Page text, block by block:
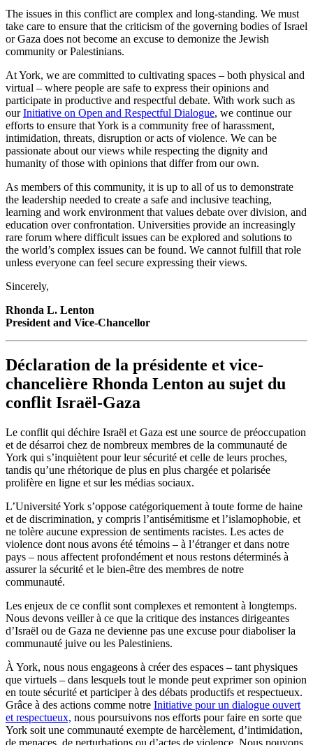
The issues in this conflict are complex and long-standing. We must
take care to ensure that the criticism of the governing bodies of Israel
or Gaza does not become an excuse to demonize the Jewish
community or Palestinians.
At York, we are committed to cultivating spaces – both physical and
virtual – where people are safe to express their opinions and
participate in productive and respectful debate. With work such as
ourInitiative on Open and Respectful Dialogue, we continue our
efforts to ensure that York is a community free of harassment,
intimidation, threats, disruption or acts of violence. We can be
passionate about our views while respecting the dignity and
humanity of those with opinions that differ from our own.
As members of this community, it is up to all of us to demonstrate
the leadership needed to create a safe and inclusive teaching,
learning and work environment that values debate over division, and
education over confrontation. Universities provide an increasingly
rare forum where difficult issues can be explored and solutions to
the world’s complex issues can be found. We cannot fulfill that role
unless everyone can feel secure expressing their views.
Sincerely,
Rhonda L. Lenton
President and Vice-Chancellor
Déclaration de la présidente et vice-
chancelière Rhonda Lenton au sujet du
conflit Israël-Gaza
Le conflit qui déchire Israël et Gaza est une source de préoccupation
et de désarroi chez de nombreux membres de la communauté de
York qui s’inquiètent pour leur sécurité et celle de leurs proches,
tandis qu’une rhétorique de plus en plus chargée et polarisée
prolifère en ligne et sur les médias sociaux.
L’Université York s’oppose catégoriquement à toute forme de haine
et de discrimination, y compris l’antisémitisme et l’islamophobie, et
ne tolère aucune expression de sentiments racistes. Les actes de
violence dont nous avons été témoins – à l’étranger et dans notre
pays – nous affectent profondément et nous restons déterminés à
assurer la sécurité et le bien-être des membres de notre
communauté.
Les enjeux de ce conflit sont complexes et remontent à longtemps.
Nous devons veiller à ce que la critique des instances dirigeantes
d’Israël ou de Gaza ne devienne pas une excuse pour diaboliser la
communauté juive ou les Palestiniens.
À York, nous nous engageons à créer des espaces – tant physiques
que virtuels – dans lesquels tout le monde peut exprimer son opinion
en toute sécurité et participer à des débats productifs et respectueux.
Grâce à des actions comme notre Initiative pour un dialogue ouvert
et respectueux, nous poursuivons nos efforts pour faire en sorte que
York soit une communauté exempte de harcèlement, d’intimidation,
de menaces, de perturbations ou d’actes de violence. Nous pouvons